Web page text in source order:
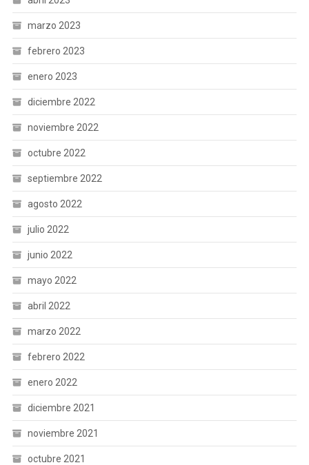
marzo 2023
febrero 2023
enero 2023
diciembre 2022
noviembre 2022
octubre 2022
septiembre 2022
agosto 2022
julio 2022
junio 2022
mayo 2022
abril 2022
marzo 2022
febrero 2022
enero 2022
diciembre 2021
noviembre 2021
octubre 2021